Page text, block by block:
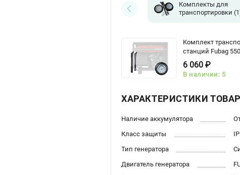
Комплекты для
транспортировки
Комплект
станций Fubag
6 060 ₽
В наличии: 5
ХАРАКТЕРИСТИКИ
Наличие аккумулятора
Класс защиты
Тип генератора
Двигатель генератора